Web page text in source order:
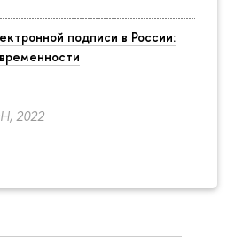
подписи в России:
2022